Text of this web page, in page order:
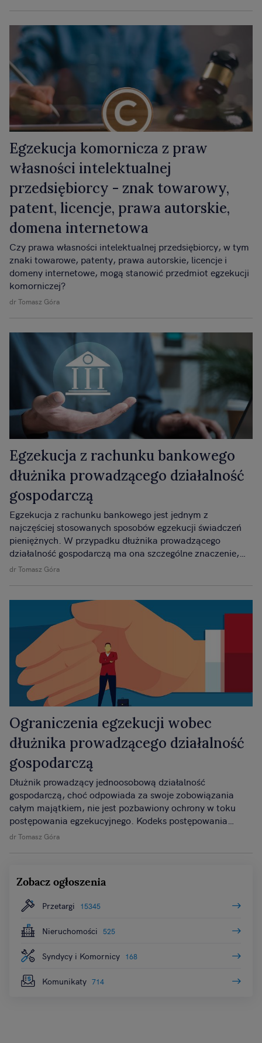
Egzekucja komornicza z praw
własności intelektualnej
przedsiębiorcy - znak towarowy,
patent, licencje, prawa autorskie,
domena internetowa
dr Tomasz Góra
Czy prawa własności intelektualnej przedsiębiorcy, w tym
znaki towarowe, patenty, prawa autorskie, licencje i
domeny internetowe, mogą stanowić przedmiot egzekucji
komorniczej?
Egzekucja z rachunku bankowego
dłużnika prowadzącego działalność
gospodarczą
dr Tomasz Góra
Egzekucja z rachunku bankowego jest jednym z
najczęściej stosowanych sposobów egzekucji świadczeń
pieniężnych. W przypadku dłużnika prowadzącego
działalność gospodarczą ma ona szczególne znaczenie,
ponieważ środki na rachunku firmowym często stanowią
Ograniczenia egzekucji wobec
dłużnika prowadzącego działalność
gospodarczą
dr Tomasz Góra
Dłużnik prowadzący jednoosobową działalność
gospodarczą, choć odpowiada za swoje zobowiązania
całym majątkiem, nie jest pozbawiony ochrony w toku
postępowania egzekucyjnego. Kodeks postępowania
cywilnego przewiduje katalog składników majątku, które
zawodowej.
Zobacz ogłoszenia
Przetargi 15345
Nieruchomości 525
Syndycy i Komornicy 168
Komunikaty 714